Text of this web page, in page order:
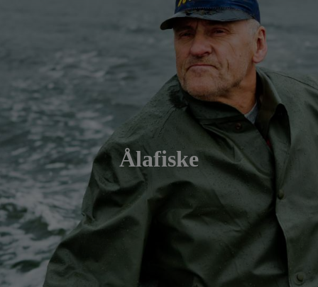
Boende
Bröllop/festlokal
Ålagille
Om oss
På gång
Ålafiske